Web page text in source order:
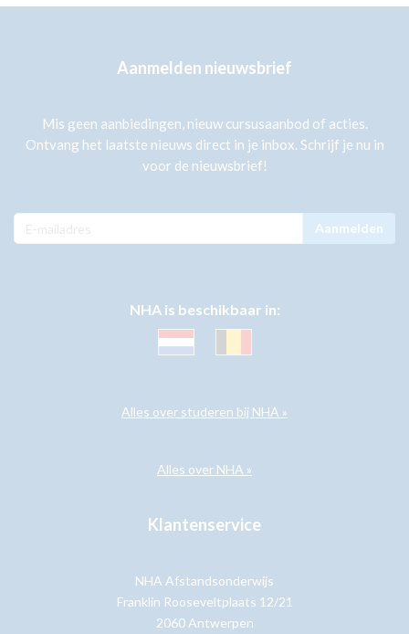
Aanmelden nieuwsbrief
Mis geen aanbiedingen, nieuw cursusaanbod of acties.
Ontvang het laatste nieuws direct in je inbox. Schrijf je nu in
voor de nieuwsbrief!
Aanmelden
NHA is beschikbaar in:
Alles over studeren bij NHA »
Alles over NHA »
Klantenservice
NHA Afstandsonderwijs
Franklin Rooseveltplaats 12/21
2060 Antwerpen